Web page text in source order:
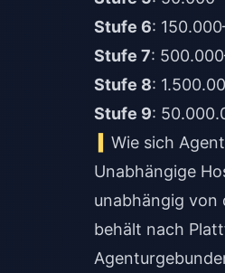
Stufe 6:
Stufe 7:
Stufe 8:
Stufe 9:
Wie sich
Unabhängige
unabhängig von
behält nach